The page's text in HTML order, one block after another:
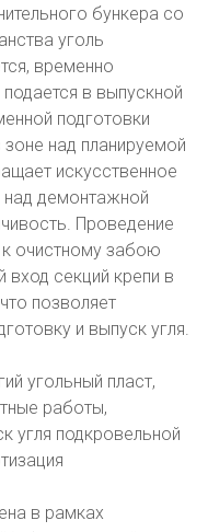
бункера со
уголь
временно
в выпускной
подготовки
над планируемой
искусственное
демонтажной
Проведение
очистному забою
вход секций крепи в
позволяет
и выпуск угля.
угольный пласт,
работы,
угля подкровельной
в рамках